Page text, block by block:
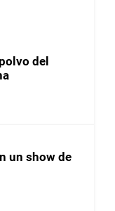
del
un show de